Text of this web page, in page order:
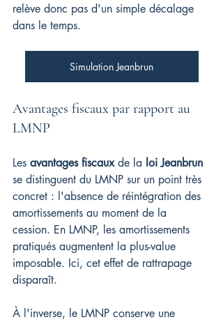
relève donc pas d'un simple décalage
dans le temps.
Simulation Jeanbrun
Avantages fiscaux par rapport au
LMNP
Les avantages fiscaux de la loi Jeanbrun
se distinguent du LMNP sur un point très
concret : l'absence de réintégration des
amortissements au moment de la
cession. En LMNP, les amortissements
pratiqués augmentent la plus-value
imposable. Ici, cet effet de rattrapage
disparaît.
À l'inverse, le LMNP conserve une